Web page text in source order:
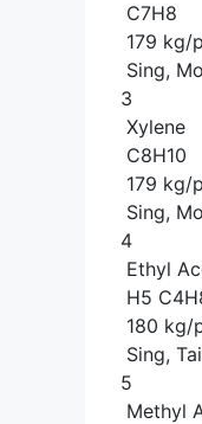
C7H8
179 kg/
Sing,
3
Xylene
C8H10
179 kg/
Sing,
4
Ethyl
H5
180 kg/
Sing,
5
Methyl